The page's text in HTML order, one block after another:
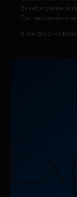
développement
Cet
11 Jan 2022 1 de